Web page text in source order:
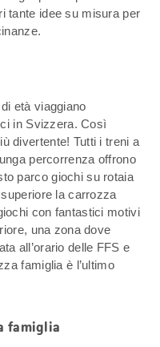
tante idee su misura per
età viaggiano
in Svizzera. Così
divertente! Tutti i treni a
percorrenza offrono
parco giochi su rotaia
la carrozza
con fantastici motivi
una zona dove
all’orario delle FFS e
famiglia è l’ultimo
famiglia